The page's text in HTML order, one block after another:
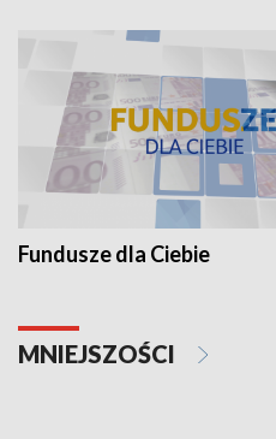
Fundusze dla Ciebie
MNIEJSZOŚCI